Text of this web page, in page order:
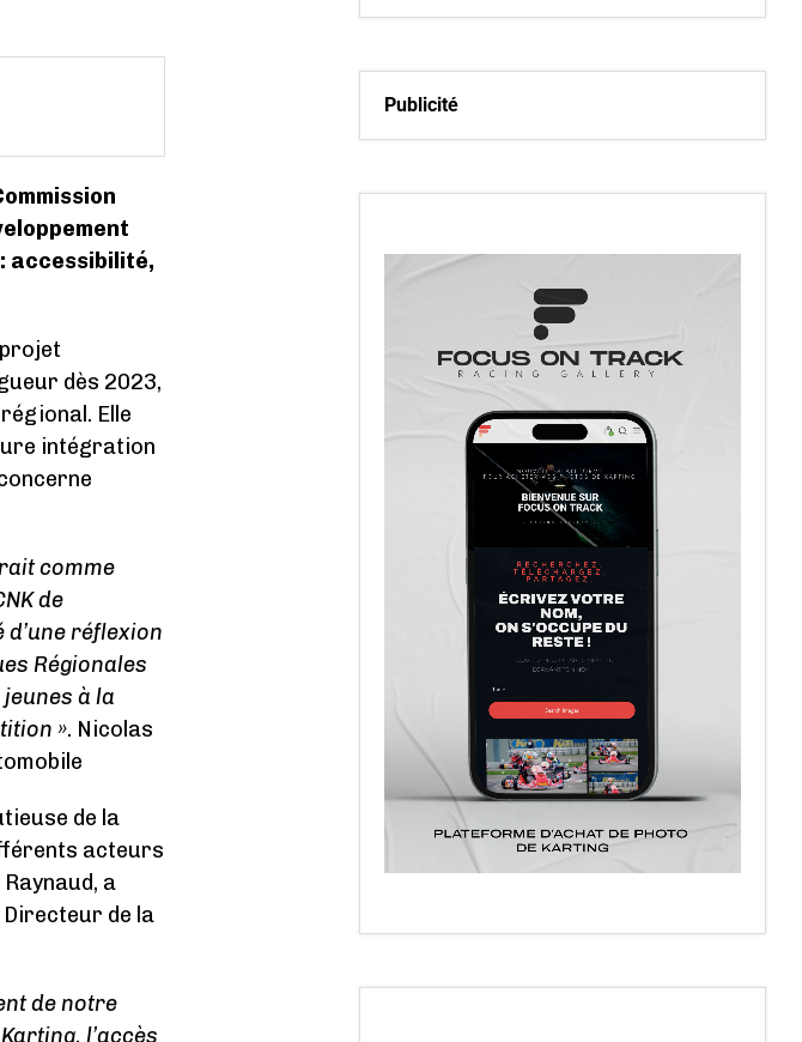
accessibilité,
dès 2023,
Elle
intégration
comme
de
réflexion
Régionales
à la
». Nicolas
de la
acteurs
a
de la
de notre
l’accès
Publicité